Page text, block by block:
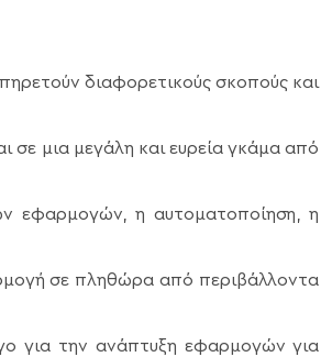
διαφορετικούς σκοπούς και
σε μια μεγάλη και ευρεία γκάμα από
εφαρμογών, η αυτοματοποίηση, η
σε πληθώρα από περιβάλλοντα
για την ανάπτυξη εφαρμογών για